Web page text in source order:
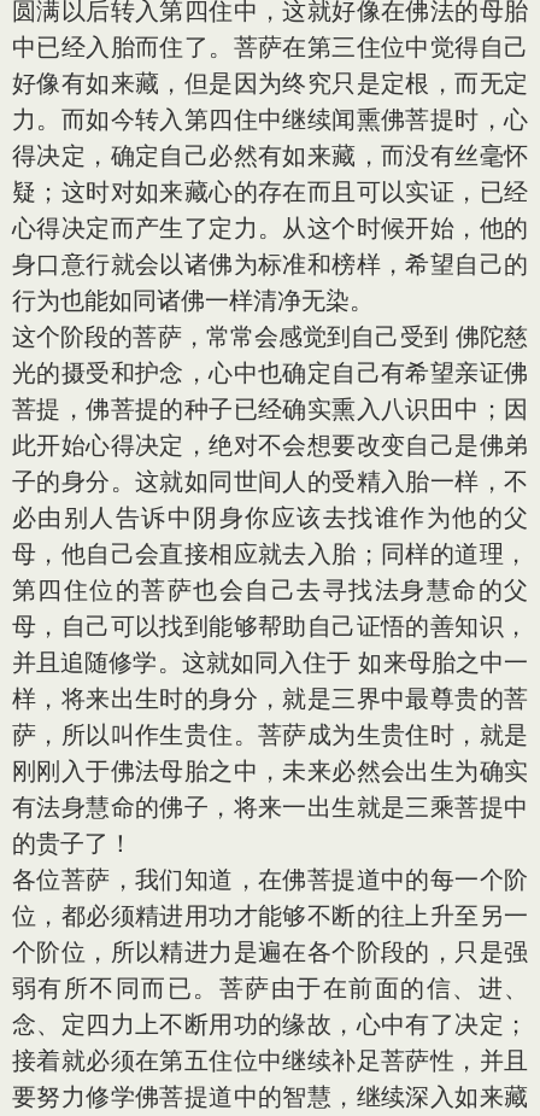
圆满以后转入第四住中，这就好像在佛法的母胎
中已经入胎而住了。菩萨在第三住位中觉得自己
好像有如来藏，但是因为终究只是定根，而无定
力。而如今转入第四住中继续闻熏佛菩提时，心
得决定，确定自己必然有如来藏，而没有丝毫怀
疑；这时对如来藏心的存在而且可以实证，已经
心得决定而产生了定力。从这个时候开始，他的
身口意行就会以诸佛为标准和榜样，希望自己的
行为也能如同诸佛一样清净无染。
这个阶段的菩萨，常常会感觉到自己受到 佛陀慈
光的摄受和护念，心中也确定自己有希望亲证佛
菩提，佛菩提的种子已经确实熏入八识田中；因
此开始心得决定，绝对不会想要改变自己是佛弟
子的身分。这就如同世间人的受精入胎一样，不
必由别人告诉中阴身你应该去找谁作为他的父
母，他自己会直接相应就去入胎；同样的道理，
第四住位的菩萨也会自己去寻找法身慧命的父
母，自己可以找到能够帮助自己证悟的善知识，
并且追随修学。这就如同入住于 如来母胎之中一
样，将来出生时的身分，就是三界中最尊贵的菩
萨，所以叫作生贵住。菩萨成为生贵住时，就是
刚刚入于佛法母胎之中，未来必然会出生为确实
有法身慧命的佛子，将来一出生就是三乘菩提中
的贵子了！
各位菩萨，我们知道，在佛菩提道中的每一个阶
位，都必须精进用功才能够不断的往上升至另一
个阶位，所以精进力是遍在各个阶段的，只是强
弱有所不同而已。菩萨由于在前面的信、进、
念、定四力上不断用功的缘故，心中有了决定；
接着就必须在第五住位中继续补足菩萨性，并且
要努力修学佛菩提道中的智慧，继续深入如来藏